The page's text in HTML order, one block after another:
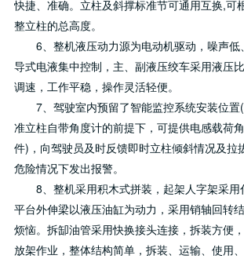
快捷、准确。立柱及斜撑标准节可通用互换,可
整立柱的总高度。
6、整机液压动力源为电动机驱动，噪声
导式电液集中控制，主、副液压绞车采用液压
调速，工作平稳，操作灵活轻便。
7、驾驶室内预留了智能监控系统安装位置
准立柱自带角度计的前提下，可提供电感载荷
件)，向驾驶员及时反馈即时立柱倾斜情况及拉
危险情况下发出报警。
8、整机采用积木式拼装，起架人字架采用
平台外伸梁以液压油缸为动力，采用销轴回转
烦恼。拆缷油管采用快换接头连接，拆装方便
放架作业，整体结构简单，拆装、运输、使用